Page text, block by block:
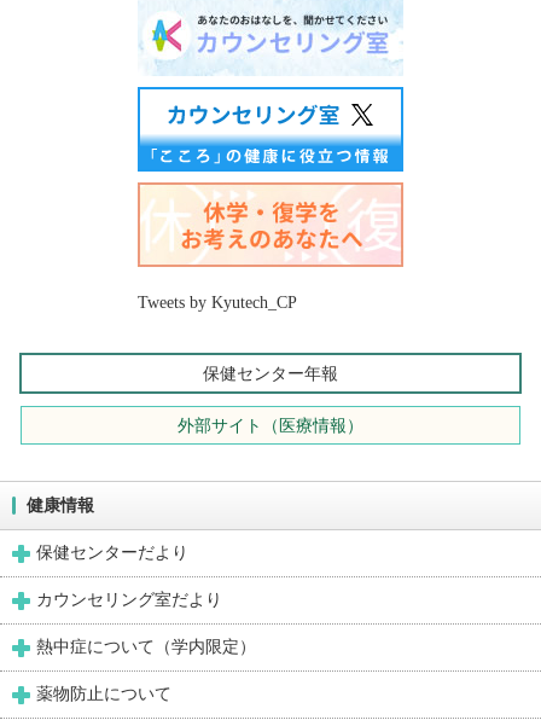
Tweets by Kyutech_CP
保健センター年報
外部サイト（医療情報）
健康情報
保健センターだより
カウンセリング室だより
熱中症について（学内限定）
薬物防止について